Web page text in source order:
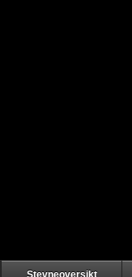
Stevneoversikt